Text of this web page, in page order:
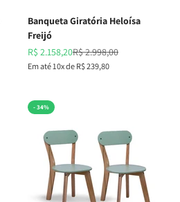
Banqueta Giratória Heloísa
Freijó
Preço promocional
R$ 2.158,20Preço normal
R$ 2.998,00
Em até 10x de R$ 239,80
- 34%